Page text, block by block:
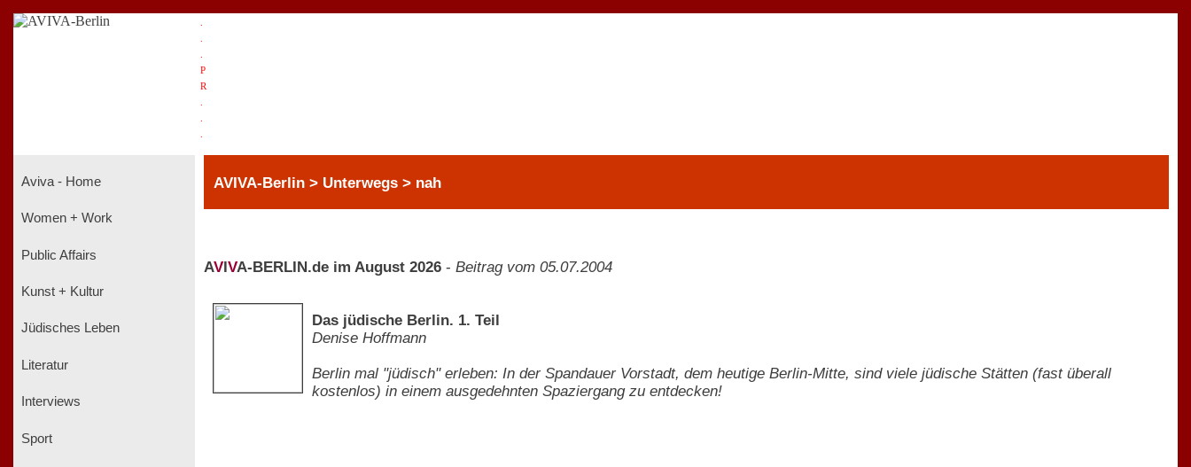
P
R
Aviva - Home
Women + Work
Public Affairs
Kunst + Kultur
Jüdisches Leben
Literatur
Interviews
Sport
AVIVA-Berlin > Unterwegs > nah
AV VA-BERLIN.de im August 2026 - Beitrag vom 05.07.2004
Das jüdische Berlin. 1. Teil
Denise Hoffmann
Berlin mal "jüdisch" erleben: In der Spandauer Vorstadt, dem heutige Berlin-Mitte, sind viele jüdische Stätten (fast überall
kostenlos) in einem ausgedehnten Spaziergang zu entdecken!